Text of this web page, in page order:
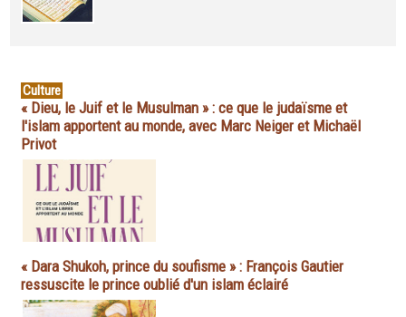
Culture
« Dieu, le Juif et le Musulman » : ce que le judaïsme et
l'islam apportent au monde, avec Marc Neiger et Michaël
Privot
« Dara Shukoh, prince du soufisme » : François Gautier
ressuscite le prince oublié d'un islam éclairé